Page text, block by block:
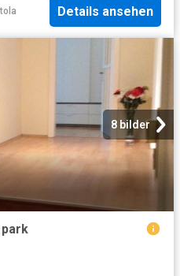
Details ansehen
8 bilder